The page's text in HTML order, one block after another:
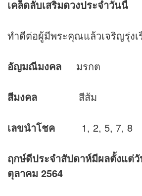
เคล็ดลับเสริมดวงประจำวันนี้
ทำดีต่อผู้มีพระคุณแล้วเจริญรุ่งเ
อัญมณีมงคล มรกต
สีมงคล สีส้ม
เลขนำโชค 1, 2, 5, 7, 8
ฤกษ์ดีประจำสัปดาห์มีผลตั้งแต่
ตุลาคม 2564